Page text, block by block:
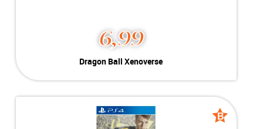
6,99
Dragon Ball Xenoverse
-----------------------------------
-----------------------------------
B
B
grade